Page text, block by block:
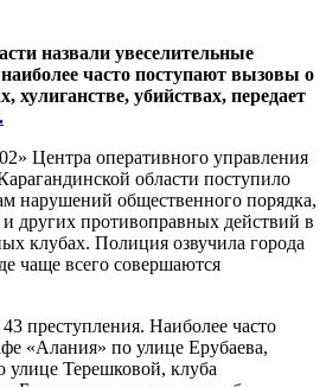
назвали увеселительные
часто поступают вызовы о
хулиганстве, убийствах, передает
Центра оперативного управления
области поступило
нарушений общественного порядка,
и других противоправных действий в
клубах. Полиция озвучила города
чаще всего совершаются
преступления. Наиболее часто
«Алания» по улице Ерубаева,
улице Терешковой, клуба